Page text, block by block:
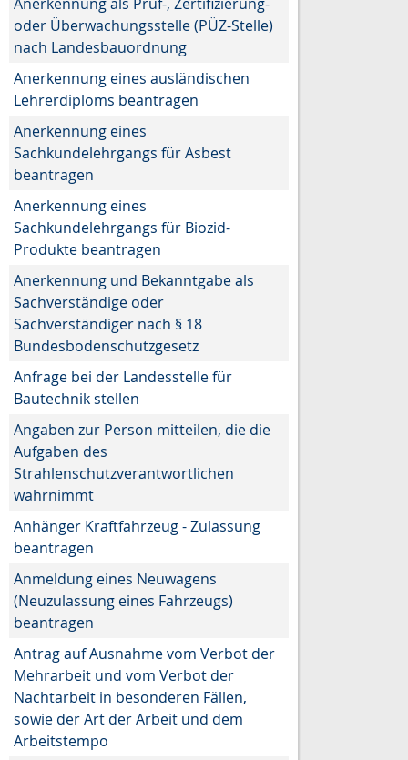
oder Überwachungsstelle (PÜZ-Stelle)
nach Landesbauordnung
Anerkennung eines ausländischen
Lehrerdiploms beantragen
Anerkennung eines
Sachkundelehrgangs für Asbest
beantragen
Anerkennung eines
Sachkundelehrgangs für Biozid-
Produkte beantragen
Anerkennung und Bekanntgabe als
Sachverständige oder
Sachverständiger nach § 18
Bundesbodenschutzgesetz
Anfrage bei der Landesstelle für
Bautechnik stellen
Angaben zur Person mitteilen, die die
Aufgaben des
Strahlenschutzverantwortlichen
wahrnimmt
Anhänger Kraftfahrzeug - Zulassung
beantragen
Anmeldung eines Neuwagens
(Neuzulassung eines Fahrzeugs)
beantragen
Antrag auf Ausnahme vom Verbot der
Mehrarbeit und vom Verbot der
Nachtarbeit in besonderen Fällen,
sowie der Art der Arbeit und dem
Arbeitstempo